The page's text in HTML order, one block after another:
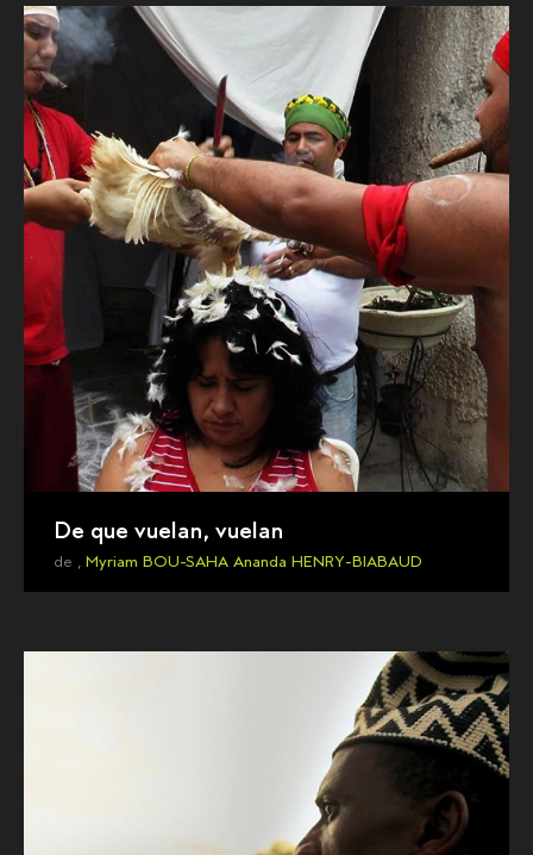
De que vuelan, vuelan
de , Myriam BOU-SAHA Ananda HENRY-BIABAUD